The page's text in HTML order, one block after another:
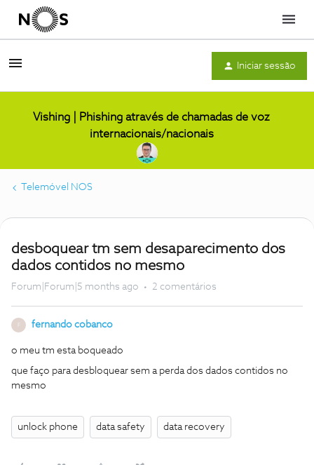
Menu
Iniciar sessão
Vishing | Phishing através de chamadas de voz
internacionais/nacionais
Telemóvel NOS
desboquear tm sem desaparecimento dos
dados contidos no mesmo
Forum|Forum|5 months ago 2 comentários
fernando cobanco
o meu tm esta boqueado
que faço para desbloquear sem a perda dos dados contidos no
mesmo
unlock phone data safety data recovery